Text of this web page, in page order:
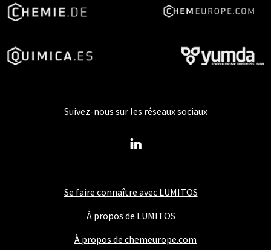
Se faire connaître avec LUMITOS
À propos de LUMITOS
À propos de chemeurope.com
Suivez-nous sur les réseaux sociaux